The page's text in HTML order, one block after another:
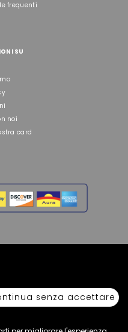
frequenti
SU
noi
card
| P.IVA 01222400598 • N° REA LT -
senza accettare